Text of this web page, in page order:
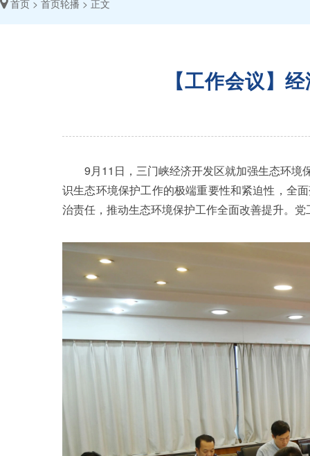
首页 > 首页轮播 > 正文
【工作会议】
9月11日，三门峡经济开发区就加强生态环境
识生态环境保护工作的极端重要性和紧迫性，全
治责任，推动生态环境保护工作全面改善提升。